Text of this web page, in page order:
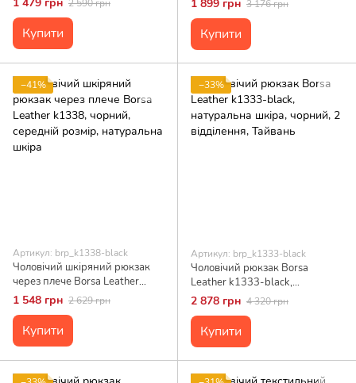
USB роз'єм чорний
2 590 грн
Купити
1 899 грн 3 176 грн
Купити
−41%
Артикул: brp_k1338-black
Чоловічий шкіряний рюкзак
через плече Borsa Leather
k1338, чорний, середній
розмір, натуральна шкіра
1 548 грн 2 629 грн
Купити
−33%
Артикул: brp_k1333-black
Чоловічий рюкзак Borsa
Leather k1333-black,
натуральна шкіра, чорний, 2
відділення, Тайвань
2 878 грн 4 320 грн
Купити